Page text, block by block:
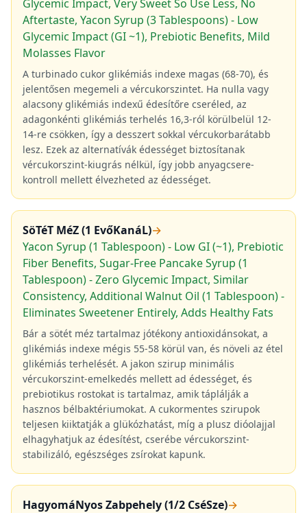
Glycemic Impact, Very Sweet So Use Less, No
Aftertaste, Yacon Syrup (3 Tablespoons) - Low
Glycemic Impact (GI ~1), Prebiotic Benefits, Mild
Molasses Flavor
A turbinado cukor glikémiás indexe magas (68-70), és
jelentősen megemeli a vércukorszintet. Ha nulla vagy
alacsony glikémiás indexű édesítőre cseréled, az
adagonkénti glikémiás terhelés 16,3-ról körülbelül 12-
14-re csökken, így a desszert sokkal vércukorbarátabb
lesz. Ezek az alternatívák édességet biztosítanak
vércukorszint-kiugrás nélkül, így jobb anyagcsere-
kontroll mellett élvezheted az édességet.
SöTéT MéZ (1 EvőKanáL)→
Yacon Syrup (1 Tablespoon) - Low GI (~1), Prebiotic
Fiber Benefits, Sugar-Free Pancake Syrup (1
Tablespoon) - Zero Glycemic Impact, Similar
Consistency, Additional Walnut Oil (1 Tablespoon) -
Eliminates Sweetener Entirely, Adds Healthy Fats
Bár a sötét méz tartalmaz jótékony antioxidánsokat, a
glikémiás indexe mégis 55-58 körül van, és növeli az étel
glikémiás terhelését. A jakon szirup minimális
vércukorszint-emelkedés mellett ad édességet, és
prebiotikus rostokat is tartalmaz, amik táplálják a
hasznos bélbaktériumokat. A cukormentes szirupok
teljesen kiiktatják a glükózhatást, míg a plusz dióolajjal
elhagyhatjuk az édesítést, cserébe vércukorszint-
stabilizáló, egészséges zsírokat kapunk.
HagyomáNyos Zabpehely (1/2 CséSze)→